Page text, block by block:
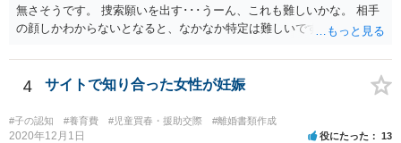
無さそうです。 捜索願いを出す･･･うーん、これも難しいかな。 相手
の顔しかわからないとなると、なかなか特定は難しいですね。 お役に
4 サイトで知り合った女性が妊娠
#子の認知 #養育費 #児童買春・援助交際 #離婚書類作成
2020年12月1日 役にたった 13